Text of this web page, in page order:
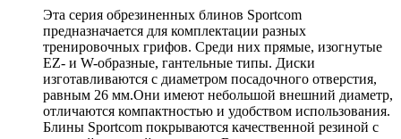
Эта серия обрезиненных блинов Sportcom
предназначается для комплектации разных
тренировочных грифов. Среди них прямые, изогнутые
EZ- и W-образные, гантельные типы. Диски
изготавливаются с диаметром посадочного отверстия,
равным 26 мм.Они имеют небольшой внешний диаметр,
отличаются компактностью и удобством использования.
Блины Sportcom покрываются качественной резиной с